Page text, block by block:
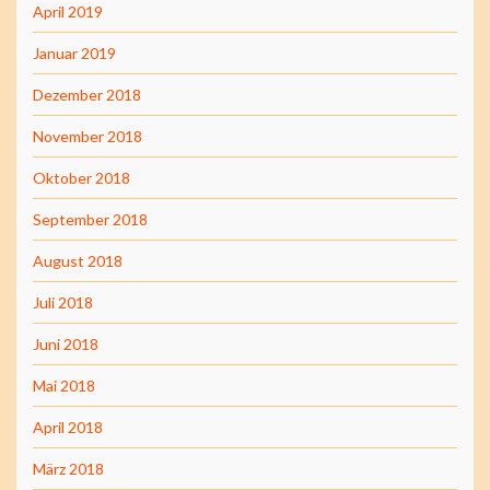
April 2019
Januar 2019
Dezember 2018
November 2018
Oktober 2018
September 2018
August 2018
Juli 2018
Juni 2018
Mai 2018
April 2018
März 2018